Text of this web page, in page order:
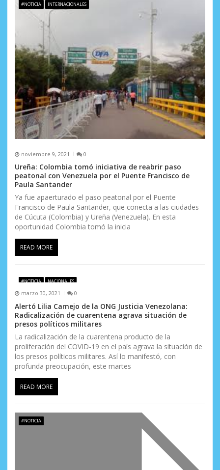
e
n
t
r
a
d
a
s
#NOTICIA INTERNACIONALES
noviembre 9, 2021 0
Ureña: Colombia tomó iniciativa de reabrir paso
peatonal con Venezuela por el Puente Francisco de
Paula Santander
Ya fue apaerturado el paso peatonal por el Puente
Francisco de Paula Santander, que conecta a las ciudades
de Cúcuta (Colombia) y Ureña (Venezuela). En esta
oportunidad Colombia tomó la inicia
READ MORE
#NOTICIA NACIONALES
marzo 30, 2021 0
Alertó Lilia Camejo de la ONG Justicia Venezolana:
Radicalización de cuarentena agrava situación de
presos políticos militares
La radicalización de la cuarentena producto de la
proliferación del COVID-19 en el país agrava la situación de
los presos políticos militares. Así lo manifestó, con
profunda preocupación, este martes
READ MORE
#NOTICIA